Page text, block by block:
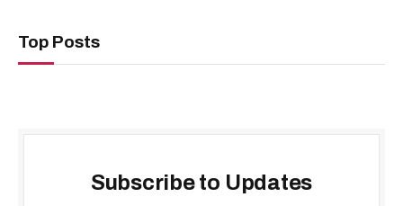
Top Posts
Subscribe to Updates